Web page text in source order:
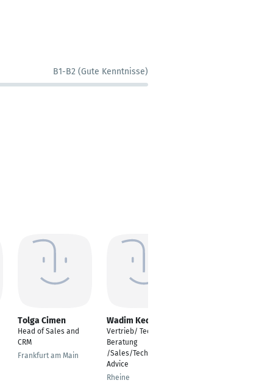
B1-B2 (Gute Kenntnisse)
Tolga Cimen
Head of Sales and
CRM
Frankfurt am Main
Wadim Kedikow
Vertrieb/ Technische
Beratung
/Sales/Technical
Advice
Rheine